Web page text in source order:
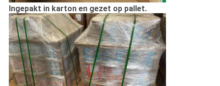
Ingepakt in karton en gezet op pallet.